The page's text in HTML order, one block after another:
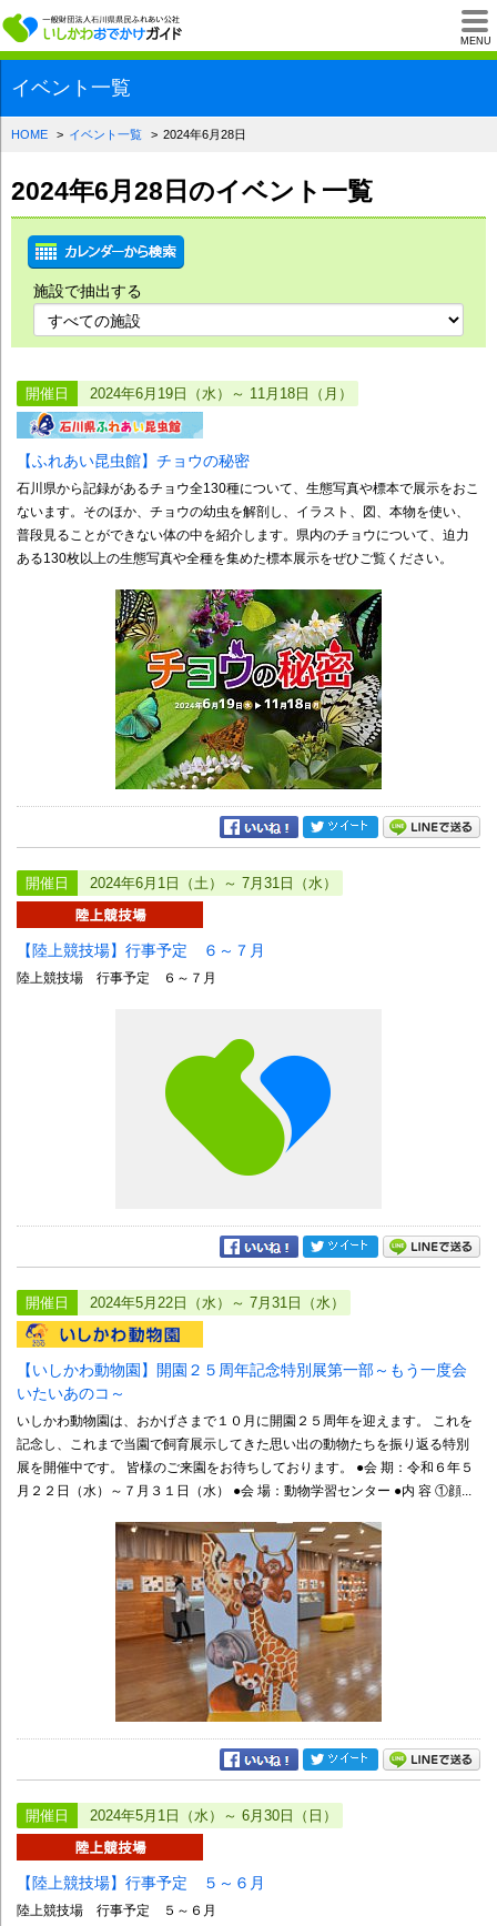
MENU
一般財団法人石川
イベント一覧
HOME イベント一覧 2024年6月28日
2024年6月28日のイベント一覧
施設で抽出する
開催日 2024年6月19日（水）～ 11月18日（月）
【ふれあい昆虫館】チョウの秘密
石川県から記録があるチョウ全130種について、生態写真や標本で展示をおこ
ないます。そのほか、チョウの幼虫を解剖し、イラスト、図、本物を使い、
普段見ることができない体の中を紹介します。県内のチョウについて、迫力
ある130枚以上の生態写真や全種を集めた標本展示をぜひご覧ください。
開催日 2024年6月1日（土）～ 7月31日（水）
【陸上競技場】行事予定 ６～７月
陸上競技場 行事予定 ６～７月
開催日 2024年5月22日（水）～ 7月31日（水）
【いしかわ動物園】開園２５周年記念特別展第一部～もう一度会
いたいあのコ～
いしかわ動物園は、おかげさまで１０月に開園２５周年を迎えます。 これを
記念し、これまで当園で飼育展示してきた思い出の動物たちを振り返る特別
展を開催中です。 皆様のご来園をお待ちしております。 ●会 期：令和６年５
月２２日（水）～７月３１日（水） ●会 場：動物学習センター ●内 容 ①顔...
開催日 2024年5月1日（水）～ 6月30日（日）
【陸上競技場】行事予定 ５～６月
陸上競技場 行事予定 ５～６月